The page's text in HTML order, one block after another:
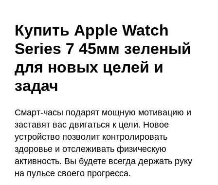
Купить Apple Watch
Series 7 45мм зеленый
для новых целей и
задач
Смарт-часы подарят мощную мотивацию и
заставят вас двигаться к цели. Новое
устройство позволит контролировать
здоровье и отслеживать физическую
активность. Вы будете всегда держать руку
на пульсе своего прогресса.